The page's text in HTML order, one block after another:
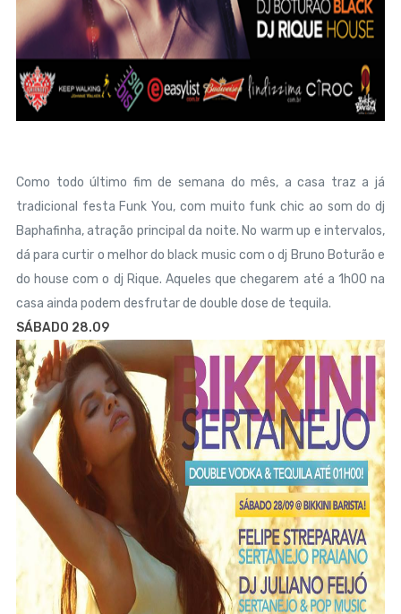
Como todo último fim de semana do mês, a casa traz a já
tradicional festa Funk You, com muito funk chic ao som do dj
Baphafinha, atração principal da noite. No warm up e intervalos,
dá para curtir o melhor do black music com o dj Bruno Boturão e
do house com o dj Rique. Aqueles que chegarem até a 1h00 na
casa ainda podem desfrutar de double dose de tequila.
SÁBADO 28.09